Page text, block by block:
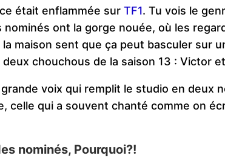
était enflammée sur TF1. Tu vois le
ont la gorge nouée, où les
maison sent que ça peut basculer sur
chouchous de la saison 13 : Victor
voix qui remplit le studio en deux
celle qui a souvent chanté comme on
nominés, Pourquoi?!